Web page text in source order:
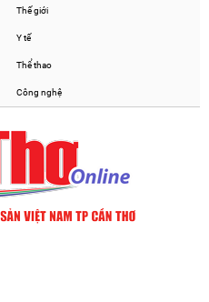
Thế giới
Y tế
Thể thao
Công nghệ